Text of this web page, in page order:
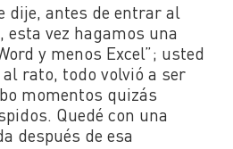
dije, antes de entrar al
esta vez hagamos una
y menos Excel”; usted
rato, todo volvió a ser
momentos quizás
Quedé con una
después de esa